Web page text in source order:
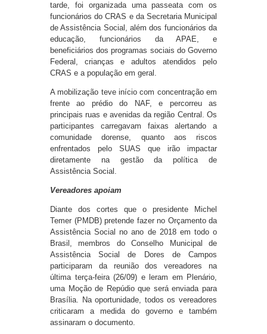
tarde, foi organizada uma passeata com os
funcionários do CRAS e da Secretaria Municipal
de Assistência Social, além dos funcionários da
educação, funcionários da APAE, e
beneficiários dos programas sociais do Governo
Federal, crianças e adultos atendidos pelo
CRAS e a população em geral.
A mobilização teve início com concentração em
frente ao prédio do NAF, e percorreu as
principais ruas e avenidas da região Central. Os
participantes carregavam faixas alertando a
comunidade dorense, quanto aos riscos
enfrentados pelo SUAS que irão impactar
diretamente na gestão da política de
Assistência Social.
Vereadores apoiam
Diante dos cortes que o presidente Michel
Temer (PMDB) pretende fazer no Orçamento da
Assistência Social no ano de 2018 em todo o
Brasil, membros do Conselho Municipal de
Assistência Social de Dores de Campos
participaram da reunião dos vereadores na
última terça-feira (26/09) e leram em Plenário,
uma Moção de Repúdio que será enviada para
Brasília. Na oportunidade, todos os vereadores
criticaram a medida do governo e também
assinaram o documento.